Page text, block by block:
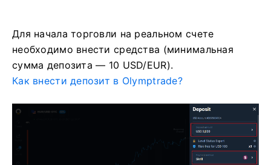
Для начала торговли на реальном счете
необходимо внести средства (минимальная
сумма депозита — 10 USD/EUR).
Как внести депозит в Olymptrade?